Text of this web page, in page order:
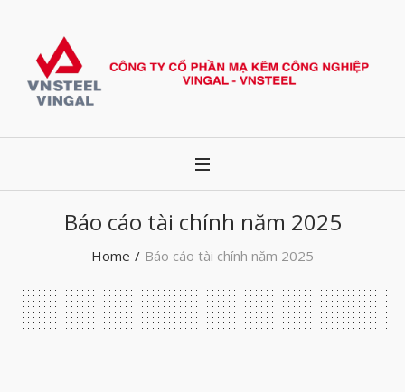
Báo cáo tài chính năm 2025
Home / Báo cáo tài chính năm 2025